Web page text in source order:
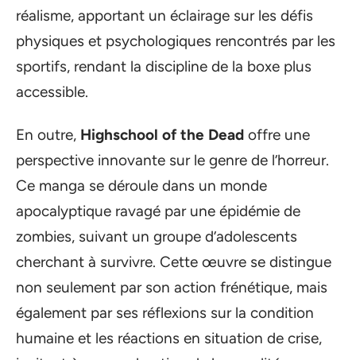
réalisme, apportant un éclairage sur les défis
physiques et psychologiques rencontrés par les
sportifs, rendant la discipline de la boxe plus
accessible.
En outre, Highschool of the Dead offre une
perspective innovante sur le genre de l’horreur.
Ce manga se déroule dans un monde
apocalyptique ravagé par une épidémie de
zombies, suivant un groupe d’adolescents
cherchant à survivre. Cette œuvre se distingue
non seulement par son action frénétique, mais
également par ses réflexions sur la condition
humaine et les réactions en situation de crise,